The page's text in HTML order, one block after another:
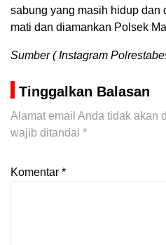
sabung yang masih hidup dan
mati dan diamankan Polsek
Sumber ( Instagram
Tinggalkan Balasan
Alamat email Anda tidak akan
wajib ditandai *
Komentar *